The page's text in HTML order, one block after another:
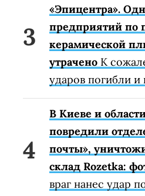
«Эпицентра».
предприятий по
керамической
утрачено К
ударов погибли
В Киеве и
повредили
почты»,
склад Rozetka:
враг нанес удар